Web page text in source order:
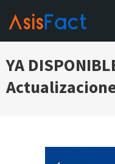
ASISFACT
Sistema de Comprobantes
YA